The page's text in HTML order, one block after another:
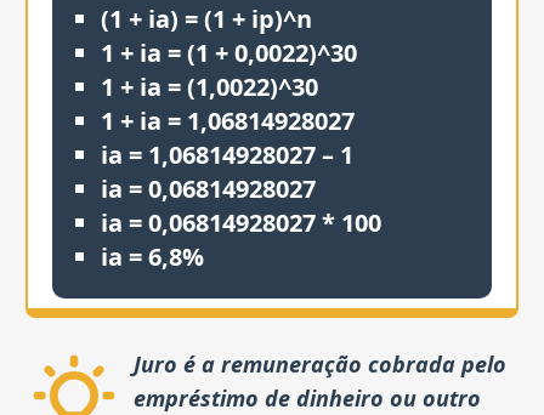
(1 + ia) = (1 + ip)^n
1 + ia = (1 + 0,0022)^30
1 + ia = (1,0022)^30
1 + ia = 1,06814928027
ia = 1,06814928027 – 1
ia = 0,06814928027
ia = 0,06814928027 * 100
ia = 6,8%
Juro é a remuneração cobrada pelo
empréstimo de dinheiro ou outro